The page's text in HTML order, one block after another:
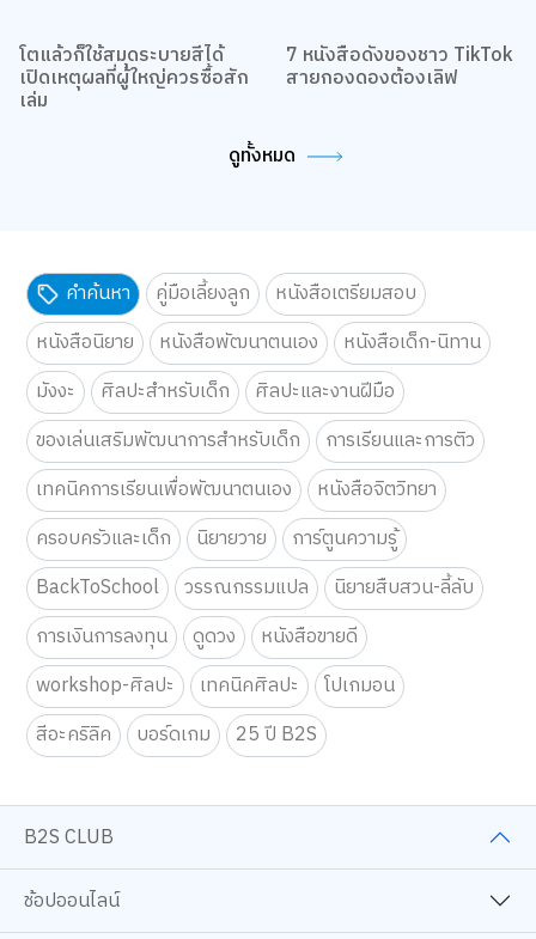
โตแล้วก็ใช้สมุดระบายสีได้
เปิดเหตุผลที่ผู้ใหญ่ควรซื้อสัก
เล่ม
7 หนังสือดังของชาว TikTok
สายกองดองต้องเลิฟ
ดูทั้งหมด
คำค้นหา คู่มือเลี้ยงลูก
หนังสือเตรียมสอบ
หนังสือนิยาย
หนังสือพัฒนาตนเอง
หนังสือเด็ก-นิทาน
มังงะ
ศิลปะสำหรับเด็ก
ศิลปะและงานฝีมือ
ของเล่นเสริมพัฒนาการสำหรับเด็ก
การเรียนและการติว
เทคนิคการเรียนเพื่อพัฒนาตนเอง
หนังสือจิตวิทยา
ครอบครัวและเด็ก
นิยายวาย
การ์ตูนความรู้
BackToSchool
วรรณกรรมแปล
นิยายสืบสวน-ลี้ลับ
การเงินการลงทุน
ดูดวง
หนังสือขายดี
workshop-ศิลปะ
เทคนิคศิลปะ
โปเกมอน
สีอะคริลิค
บอร์ดเกม 25 ปี B2S
B2S CLUB
ช้อปออนไลน์
เว็บไซต์นี้ใช้คุกกี้
เราใช้คุกกี้เพื่อเพิ่มประสบการณ์ที่ดีในการใช้เว็บไซต์ แสดงเนื้อหาและโฆษณาให้
ตรงกับความสนใจ รวมถึงเพื่อวิเคราะห์การเข้าใช้งานเว็บไซต์และทำความเข้าใจ
ว่าผู้ใช้งานมาจากที่ใด คุณสามารถเลือกตั้งค่าความยินยอมการใช้คุกกี้ได้ โดย
คลิก “การตั้งค่าคุกกี้” นโยบายคุกกี้
ยอมรับทั้งหมด
การตั้งค่าคุกกี้